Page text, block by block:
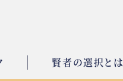
賢者の選択とは